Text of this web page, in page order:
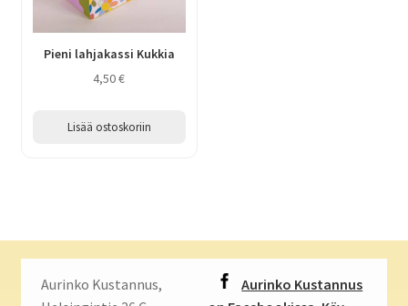
Pieni lahjakassi Kukkia
4,50€
Lisää ostoskoriin
Aurinko Kustannus,
Aurinko Kustannus